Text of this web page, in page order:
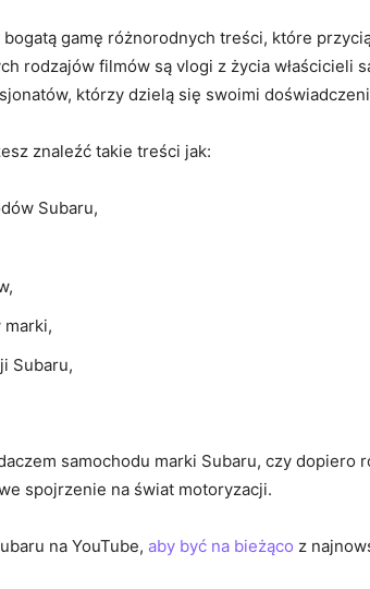
gamę‍ różnorodnych treści, które
rodzajów ⁣filmów są vlogi z życia ⁣właścicieli⁢
którzy⁢ dzielą się swoimi
znaleźć takie treści jak:
Subaru,
Subaru,
samochodu‌ marki ⁤Subaru, czy dopiero
spojrzenie na ‍świat motoryzacji.
‍na YouTube, aby być na bieżąco z